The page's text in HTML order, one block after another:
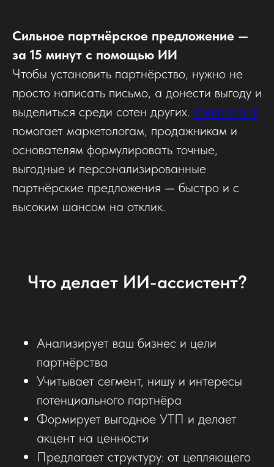
Сильное партнёрское предложение —
за 15 минут с помощью ИИ
Чтобы установить партнёрство, нужно не
просто написать письмо, а донести выгоду и
выделиться среди сотен других. Komanda.ai
помогает маркетологам, продажникам и
основателям формулировать точные,
выгодные и персонализированные
партнёрские предложения — быстро и с
высоким шансом на отклик.
Что делает ИИ-ассистент?
Анализирует ваш бизнес и цели
партнёрства
Учитывает сегмент, нишу и интересы
потенциального партнёра
Формирует выгодное УТП и делает
акцент на ценности
Предлагает структуру: от цепляющего